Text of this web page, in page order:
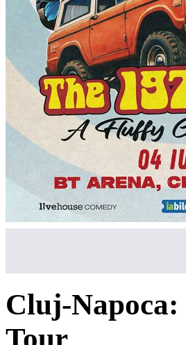
Cluj-Napoca:
Tour